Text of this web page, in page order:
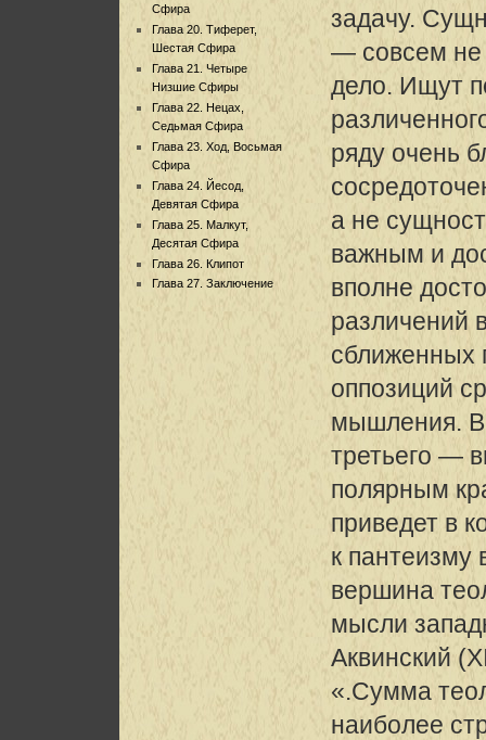
Сфира
Глава 20. Тиферет,
Шестая Сфира
Глава 21. Четыре
Низшие Сфиры
Глава 22. Нецах,
Седьмая Сфира
Глава 23. Ход, Восьмая
Сфира
Глава 24. Йесод,
Девятая Сфира
Глава 25. Малкут,
Десятая Сфира
Глава 26. Клипот
Глава 27. Заключение
задачу.
— совсем
дело. Ищут
ряду очень
а не
важным и
вполне
различений
сближенных
оппозиций
мышления. В
третьего —
полярным
приведет в
к пантеизму
вершина
мысли
Аквинский
«.Сумма
наиболее